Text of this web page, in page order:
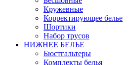
Кружевные
Корректирующее белье
Шортики
Набор трусов
НИЖНЕЕ БЕЛЬЕ
Бюстгальтеры
Комплекты белья